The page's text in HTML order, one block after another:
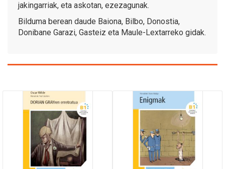
jakingarriak, eta askotan, ezezagunak.
Bilduma berean daude Baiona, Bilbo, Donostia,
Donibane Garazi, Gasteiz eta Maule-Lextarreko gidak.